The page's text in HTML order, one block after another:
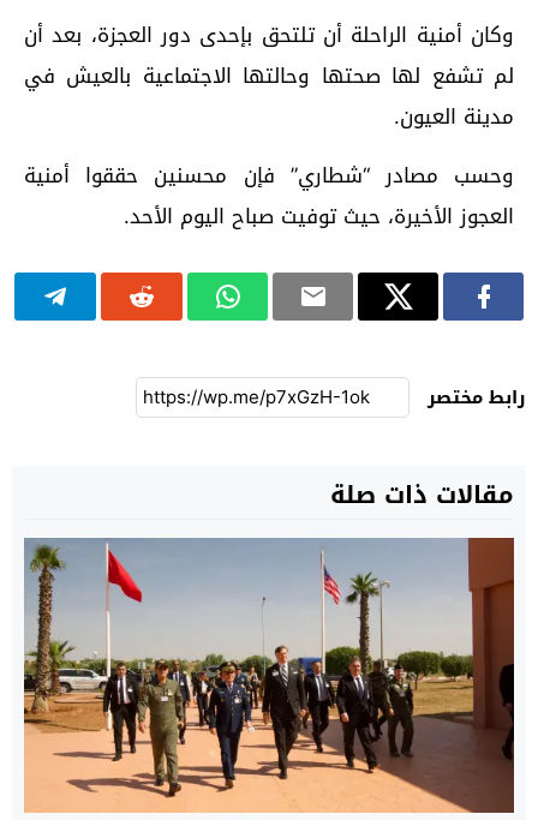
وكان أمنية الراحلة أن تلتحق بإحدى دور العجزة، بعد أن
لم تشفع لها صحتها وحالتها الاجتماعية بالعيش في
مدينة العيون.
وحسب مصادر “شطاري” فإن محسنين حققوا أمنية
العجوز الأخيرة، حيث توفيت صباح اليوم الأحد.
رابط مختصر
مقالات ذات صلة